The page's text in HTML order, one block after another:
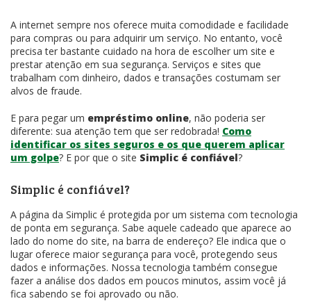
A internet sempre nos oferece muita comodidade e facilidade
para compras ou para adquirir um serviço. No entanto, você
precisa ter bastante cuidado na hora de escolher um site e
prestar atenção em sua segurança. Serviços e sites que
trabalham com dinheiro, dados e transações costumam ser
alvos de fraude.
E para pegar um empréstimo online, não poderia ser
diferente: sua atenção tem que ser redobrada! Como
identificar os sites seguros e os que querem aplicar
um golpe? E por que o site Simplic é confiável?
Simplic é confiável?
A página da Simplic é protegida por um sistema com tecnologia
de ponta em segurança. Sabe aquele cadeado que aparece ao
lado do nome do site, na barra de endereço? Ele indica que o
lugar oferece maior segurança para você, protegendo seus
dados e informações. Nossa tecnologia também consegue
fazer a análise dos dados em poucos minutos, assim você já
fica sabendo se foi aprovado ou não.